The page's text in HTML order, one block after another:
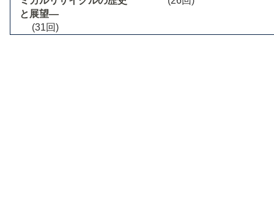
と展望―
(31回)